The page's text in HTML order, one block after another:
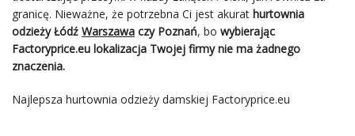
granicę. Nieważne, że potrzebna Ci jest akurat hurtownia
odzieży Łódź Warszawa czy Poznań, bo wybierając
Factoryprice.eu lokalizacja Twojej firmy nie ma żadnego
znaczenia.
Najlepsza hurtownia odzieży damskiej Factoryprice.eu